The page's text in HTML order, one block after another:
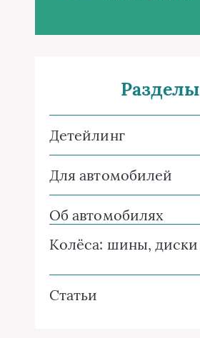
Разделы
Детейлинг
Для автомобилей
Об автомобилях
Колёса: шины, диски
Статьи